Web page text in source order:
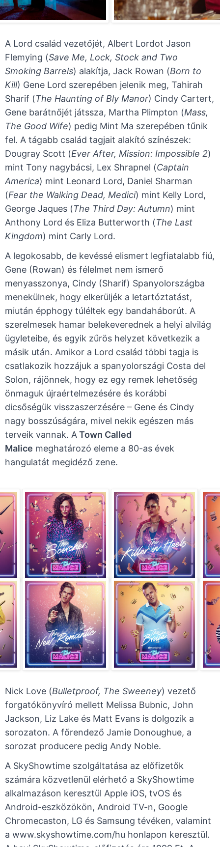
A Lord család vezetőjét, Albert Lordot Jason
Flemying (Save Me, Lock, Stock and Two
Smoking Barrels) alakítja, Jack Rowan (Born to
Kill) Gene Lord szerepében jelenik meg, Tahirah
Sharif (The Haunting of Bly Manor) Cindy Cartert,
Gene barátnőjét játssza, Martha Plimpton (Mass,
The Good Wife) pedig Mint Ma szerepében tűnik
fel. A tágabb család tagjait alakító színészek:
Dougray Scott (Ever After, Mission: Impossible 2)
mint Tony nagybácsi, Lex Shrapnel (Captain
America) mint Leonard Lord, Daniel Sharman
(Fear the Walking Dead, Medici) mint Kelly Lord,
George Jaques (The Third Day: Autumn) mint
Anthony Lord és Eliza Butterworth (The Last
Kingdom) mint Carly Lord.
A legokosabb, de kevéssé elismert legfiatalabb fiú,
Gene (Rowan) és félelmet nem ismerő
menyasszonya, Cindy (Sharif) Spanyolországba
menekülnek, hogy elkerüljék a letartóztatást,
miután épphogy túléltek egy bandaháborút. A
szerelmesek hamar belekeverednek a helyi alvilág
ügyleteibe, és egyik zűrös helyzet következik a
másik után. Amikor a Lord család többi tagja is
csatlakozik hozzájuk a spanyolországi Costa del
Solon, rájönnek, hogy ez egy remek lehetőség
önmaguk újraértelmezésére és korábbi
dicsőségük visszaszerzésére – Gene és Cindy
nagy bosszúságára, mivel nekik egészen más
terveik vannak. ATown Called
Malice meghatározó eleme a 80-as évek
hangulatát megidéző zene.
Nick Love (Bulletproof, The Sweeney) vezető
forgatókönyvíró mellett Melissa Bubnic, John
Jackson, Liz Lake és Matt Evans is dolgozik a
sorozaton. A főrendező Jamie Donoughue, a
sorozat producere pedig Andy Noble.
A SkyShowtime szolgáltatása az előfizetők
számára közvetlenül elérhető a SkyShowtime
alkalmazáson keresztül Apple iOS, tvOS és
Android-eszközökön, Android TV-n, Google
Chromecaston, LG és Samsung tévéken, valamint
a www.skyshowtime.com/hu honlapon keresztül.